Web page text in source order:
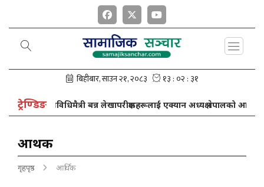
ट्रेण्डिङ
र प्रविधिमैत्री बन्न लेखापरीक्षकहरूलाई एक्यान अध्यक्ष नेपालको आग्रह
आर्थिक
गृहपृष्ठ आर्थिक